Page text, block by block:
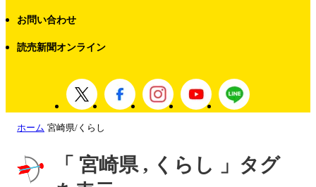
お問い合わせ
読売新聞オンライン
ホーム 宮崎県/くらし
「 宮崎県 , くらし 」タグ